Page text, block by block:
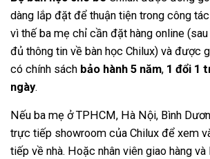
dàng lắp đặt để thuận tiện trong công tác
vì thế ba mẹ chỉ cần đặt hàng online
đủ thông tin về bàn học Chilux) và được
có chính sách bảo hành 5 năm, 1 đổi 1
ngày.
Nếu ba mẹ ở TPHCM, Hà Nội, Bình
trực tiếp showroom của Chilux để xem
tiếp về nhà. Hoặc nhân viên giao hàng